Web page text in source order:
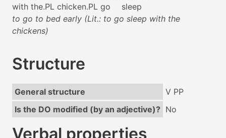
with the.PL chicken.PL go
sleep
to go to bed early (Lit.: to go sleep with the
chickens)
Structure
General structure
V PP
Is the DO modified (by an adjective)? No
Verbal properties